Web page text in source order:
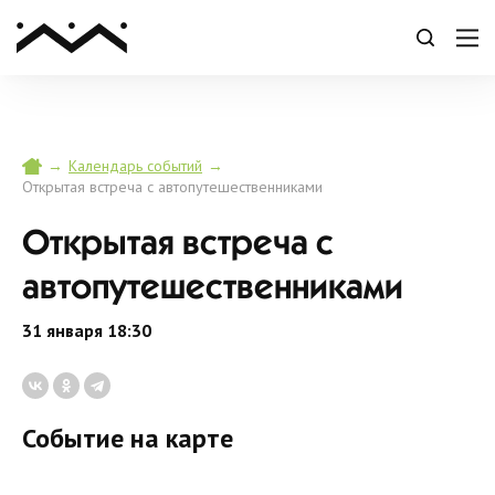
→ Календарь событий →
Открытая встреча с автопутешественниками
Открытая встреча с
автопутешественниками
31 января 18:30
Событие на карте